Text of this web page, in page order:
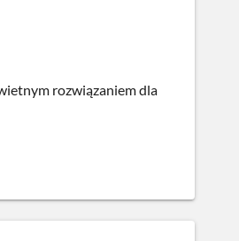
rozwiązaniem dla